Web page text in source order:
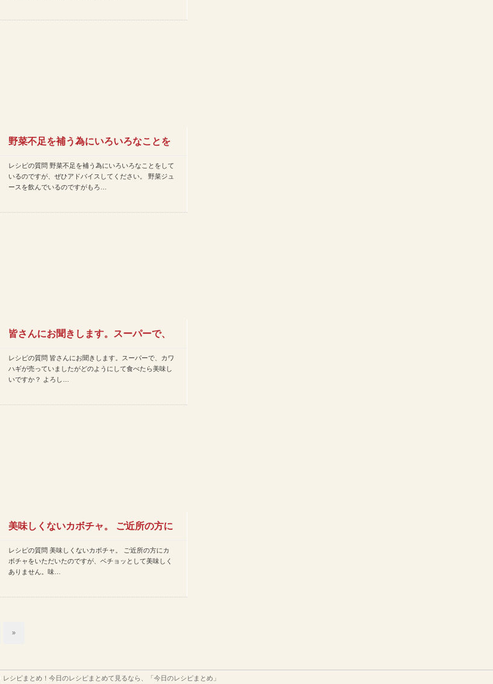
野菜不足を補う為にいろいろなことを
しているのですが、ぜひアド…
レシピの質問 野菜不足を補う為にいろいろなことをして
いるのですが、ぜひアドバイスしてください。 野菜ジュ
ースを飲んでいるのですがもろ…
皆さんにお聞きします。スーパーで、
カワハギが売っていましたが…
レシピの質問 皆さんにお聞きします。スーパーで、カワ
ハギが売っていましたがどのようにして食べたら美味し
いですか？ よろし…
美味しくないカボチャ。 ご近所の方に
カボチャをいただいた…
レシピの質問 美味しくないカボチャ。 ご近所の方にカ
ボチャをいただいたのですが、ベチョッとして美味しく
ありません。味…
»
レシピまとめ！今日のレシピまとめて見るなら、「今日のレシピまとめ」